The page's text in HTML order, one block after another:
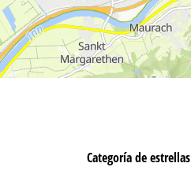
Categoría de estrellas